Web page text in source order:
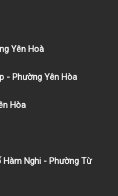
Yên Hoà
- Phường Yên Hòa
Hòa
Hàm Nghi - Phường Từ